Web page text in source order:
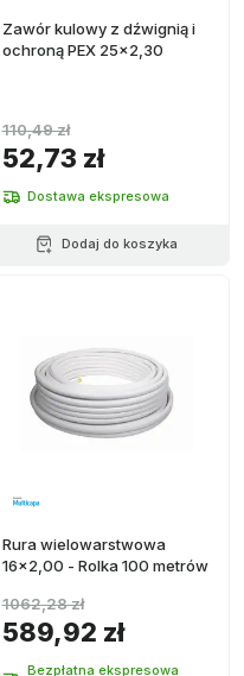
Zawór kulowy z dźwignią i
ochroną PEX 25x2,30
52,73 zł
110,49 zł
Dostawa ekspresowa
Dodaj do koszyka
Rura wielowarstwowa
16x2,00 - Rolka 100 metrów
589,92 zł
1062,28 zł
Bezpłatna ekspresowa